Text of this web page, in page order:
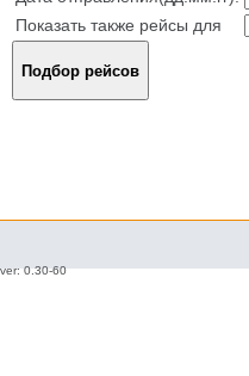
Показать также рейсы для
ver: 0.30-60